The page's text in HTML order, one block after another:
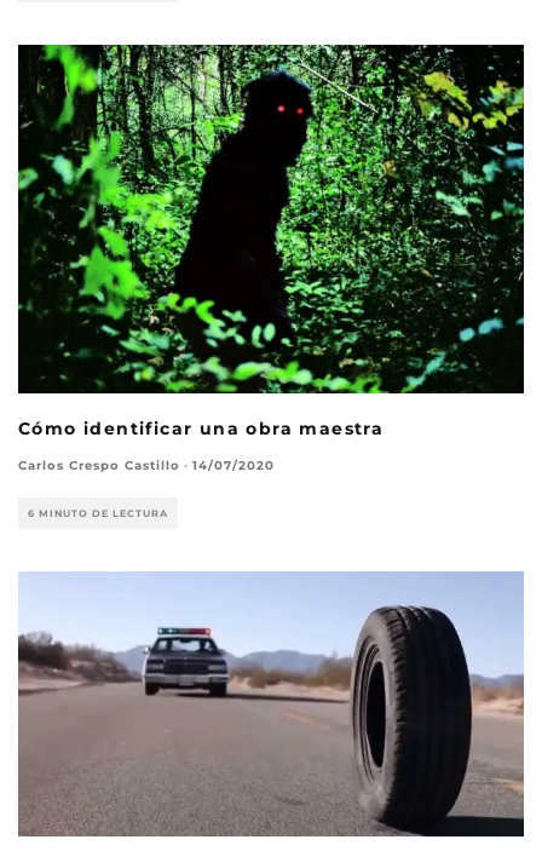
Cómo identificar una obra maestra
Carlos Crespo Castillo · 14/07/2020
6 MINUTO DE LECTURA